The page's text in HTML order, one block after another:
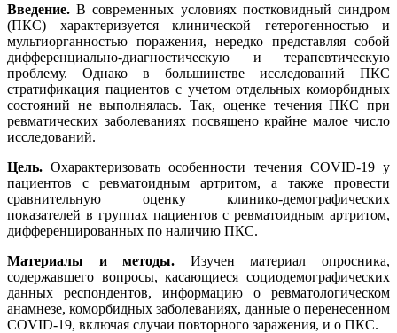
Введение. В современных условиях постковидный синдром
(ПКС) характеризуется клинической гетерогенностью и
мультиорганностью поражения, нередко представляя собой
дифференциально-диагностическую и терапевтическую
проблему. Однако в большинстве исследований ПКС
стратификация пациентов с учетом отдельных коморбидных
состояний не выполнялась. Так, оценке течения ПКС при
ревматических заболеваниях посвящено крайне малое число
исследований.
Цель. Охарактеризовать особенности течения COVID-19 у
пациентов с ревматоидным артритом, а также провести
сравнительную оценку клинико-демографических
показателей в группах пациентов с ревматоидным артритом,
дифференцированных по наличию ПКС.
Материалы и методы. Изучен материал опросника,
содержавшего вопросы, касающиеся социодемографических
данных респондентов, информацию о ревматологическом
анамнезе, коморбидных заболеваниях, данные о перенесенном
COVID-19, включая случаи повторного заражения, и о ПКС.